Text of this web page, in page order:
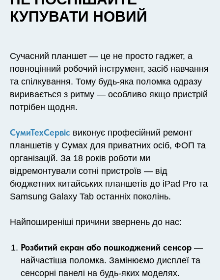
КУПУВАТИ НОВИЙ
Сучасний планшет — це не просто гаджет, а
повноцінний робочий інструмент, засіб навчання
та спілкування. Тому будь-яка поломка одразу
виривається з ритму — особливо якщо пристрій
потрібен щодня.
СумиТехСервіс виконує професійний ремонт
планшетів у Сумах для приватних осіб, ФОП та
організацій. За 18 років роботи ми
відремонтували сотні пристроїв — від
бюджетних китайських планшетів до iPad Pro та
Samsung Galaxy Tab останніх поколінь.
Найпоширеніші причини звернень до нас:
Розбитий екран або пошкоджений сенсор —
найчастіша поломка. Замінюємо дисплеї та
сенсорні панелі на будь-яких моделях.